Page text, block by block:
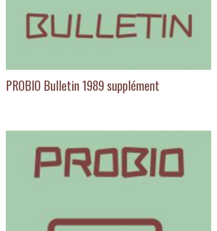
PROBIO Bulletin 1989 supplément